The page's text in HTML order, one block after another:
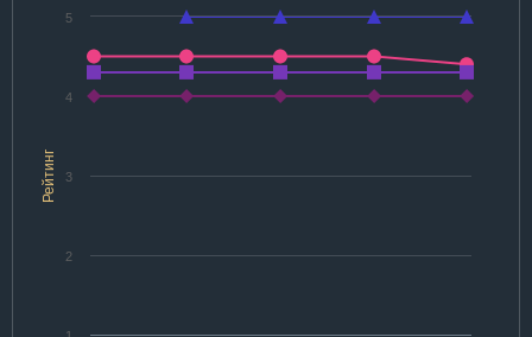
Рейтинг
2
3
4
5